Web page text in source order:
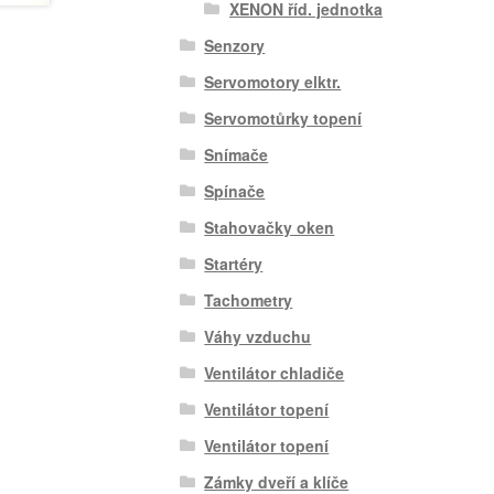
XENON říd. jednotka
Senzory
Servomotory elktr.
Servomotůrky topení
Snímače
Spínače
Stahovačky oken
Startéry
Tachometry
Váhy vzduchu
Ventilátor chladiče
Ventilátor topení
Ventilátor topení
Zámky dveří a klíče